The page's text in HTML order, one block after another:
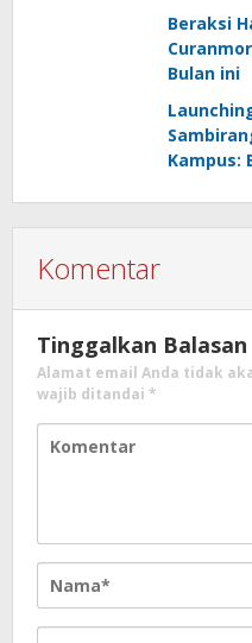
Beraksi
Bulan ini
Kampus:
Komentar
Tinggalkan Balasan
Alamat email Anda tidak
wajib ditandai *